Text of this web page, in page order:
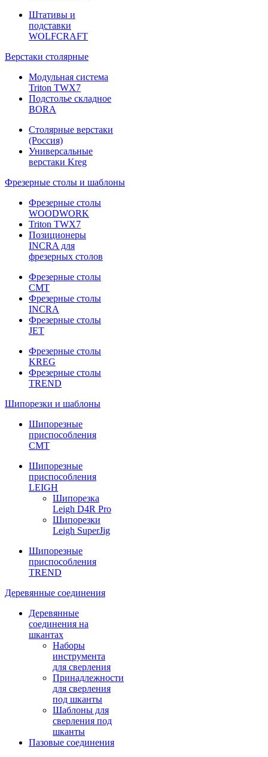
Штативы и
подставки
WOLFCRAFT
Верстаки столярные
Модульная система
Triton TWX7
Подстолье складное
BORA
Столярные верстаки
(Россия)
Универсальные
верстаки Kreg
Фрезерные столы и шаблоны
Фрезерные столы
WOODWORK
Triton TWX7
Позиционеры
INCRA для
фрезерных столов
Фрезерные столы
CMT
Фрезерные столы
INCRA
Фрезерные столы
JET
Фрезерные столы
KREG
Фрезерные столы
TREND
Шипорезки и шаблоны
Шипорезные
приспособления
CMT
Шипорезные
приспособления
LEIGH
Шипорезка
Leigh D4R Pro
Шипорезки
Leigh SuperJig
Шипорезные
приспособления
TREND
Деревянные соединения
Деревянные
соединения на
шкантах
Наборы
инструмента
для сверления
Принадлежности
для сверления
под шканты
Шаблоны для
сверления под
шканты
Пазовые соединения